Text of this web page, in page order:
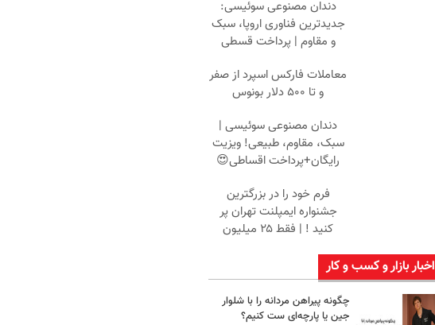
دندان مصنوعی سوئیسی:
جدیدترین فناوری اروپا، سبک
و مقاوم | پرداخت قسطی
معاملات فارکس اسپرد از صفر
و تا ۵۰۰ دلار بونوس
دندان مصنوعی سوئیسی |
سبک، مقاوم، طبیعی! ویزیت
رایگان+پرداخت اقساطی😍
فرم خود را در بزرگترین
جشنواره ایمپلنت تهران پر
کنید ! | فقط ۲۵ میلیون
اخبار بازار و کسب و کار
چگونه پیراهن مردانه را با شلوار
جین یا پارچه‌ای ست کنیم؟